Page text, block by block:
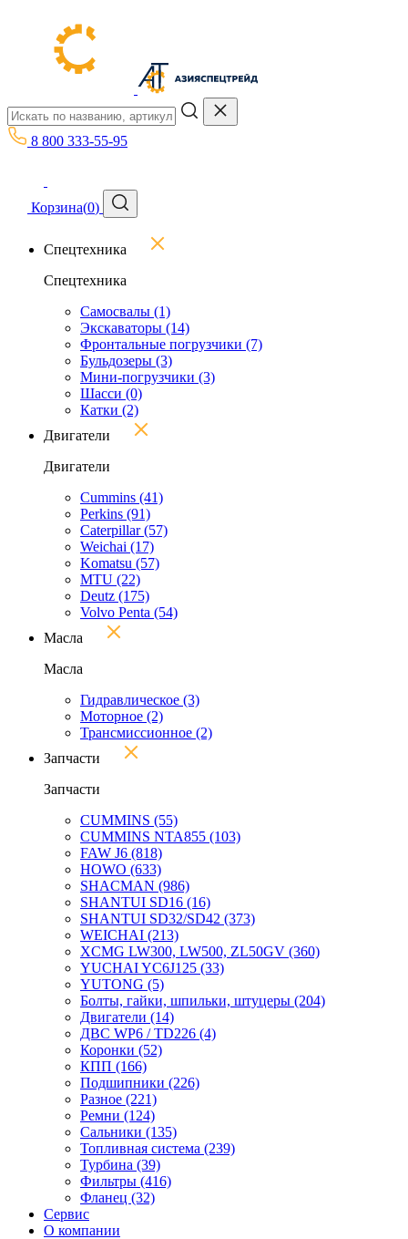
8 800 333-55-95
Корзина(0)
Спецтехника
Спецтехника
Самосвалы (1)
Экскаваторы (14)
Фронтальные погрузчики (7)
Бульдозеры (3)
Мини-погрузчики (3)
Шасси (0)
Катки (2)
Двигатели
Двигатели
Cummins (41)
Perkins (91)
Caterpillar(57)
Weichai (17)
Komatsu (57)
MTU (22)
Deutz (175)
Volvo Penta (54)
Масла
Масла
Гидравлическое (3)
Моторное (2)
Трансмиссионное (2)
Запчасти
Запчасти
CUMMINS (55)
CUMMINS NTA855 (103)
FAW J6 (818)
HOWO (633)
SHACMAN (986)
SHANTUI SD16 (16)
SHANTUI SD32/SD42 (373)
WEICHAI (213)
XCMG LW300, LW500, ZL50GV (360)
YUCHAI YC6J125 (33)
YUTONG (5)
Болты, гайки, шпильки, штуцеры (204)
Двигатели (14)
ДВС WP6 / TD226 (4)
Коронки (52)
КПП (166)
Подшипники (226)
Разное (221)
Ремни (124)
Сальники (135)
Топливная система (239)
Турбина (39)
Фильтры (416)
Фланец (32)
Сервис
О компании